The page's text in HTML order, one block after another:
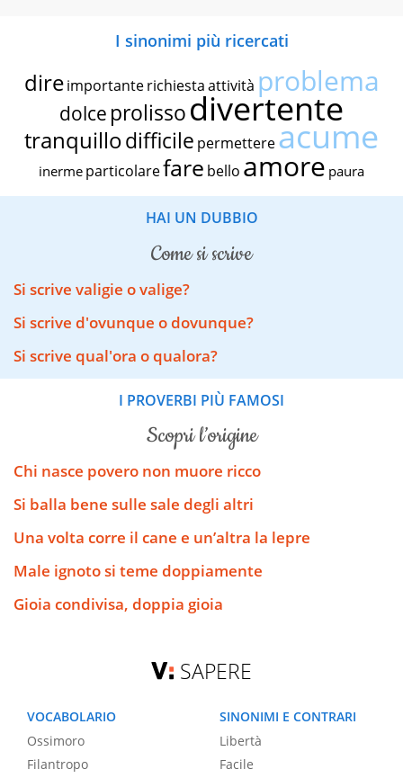
I sinonimi più ricercati
dire importante richiestaattività problema
dolce prolissodivertente
tranquillodifficile permettereacume
inerme particolarefare bello amore paura
HAI UN DUBBIO
come si scrive
Si scrive valigie o valige?
Si scrive d'ovunque o dovunque?
Si scrive qual'ora o qualora?
I PROVERBI PIÙ FAMOSI
scopri l’origine
Chi nasce povero non muore ricco
Si balla bene sulle sale degli altri
Una volta corre il cane e un’altra la lepre
Male ignoto si teme doppiamente
Gioia condivisa, doppia gioia
SAPERE
VOCABOLARIO
Ossimoro
Filantropo
SINONIMI E CONTRARI
Libertà
Facile